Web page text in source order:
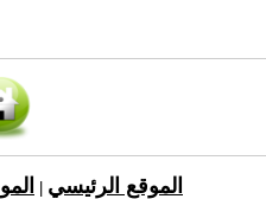
الموقع الرئيسي